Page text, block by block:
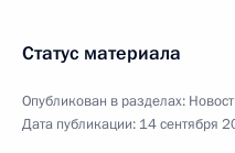
Статус материала
Опубликован в разделах:
Дата публикации: 14 сентября